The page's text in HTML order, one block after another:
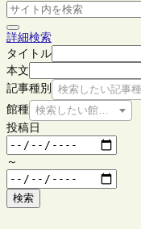
詳細検索
タイトル
本文
記事種別
検索したい記事
館種 検索したい館種を選択
投稿日
～
検索